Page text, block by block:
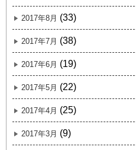
2017年8月 (33)
2017年7月 (38)
2017年6月 (19)
2017年5月 (22)
2017年4月 (25)
2017年3月 (9)